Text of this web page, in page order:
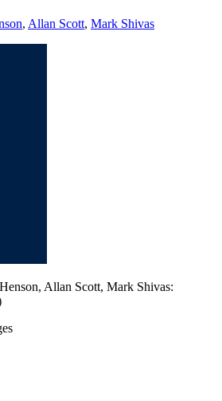
, Allan Scott, Mark Shivas
Allan Scott, Mark Shivas: